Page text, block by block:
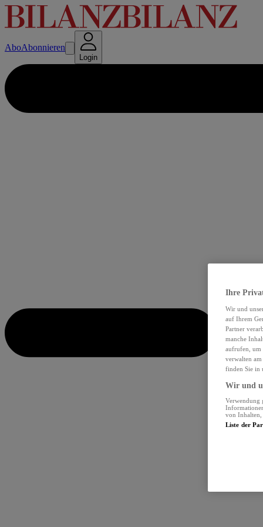
AboAbonnieren
Login
Ihre
Wir und
auf Ihrem
Partner
manche
aufrufen, um
verwalten
finden Sie in
Wir und
Verwendung
von Inhalten,
Liste der